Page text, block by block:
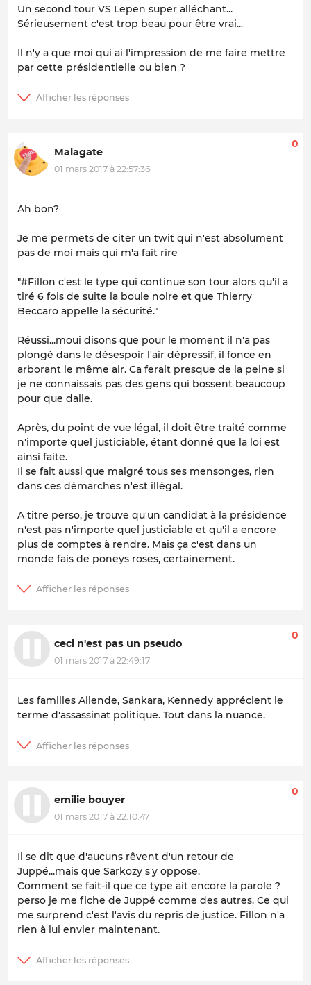
Un second tour VS Lepen super alléchant...
Sérieusement c'est trop beau pour être vrai...
Il n'y a que moi qui ai l'impression de me faire mettre
par cette présidentielle ou bien ?
Malagate
01 mars 2017 à 22:57:36
0
Ah bon?
Je me permets de citer un twit qui n'est absolument
pas de moi mais qui m'a fait rire
"#Fillon c'est le type qui continue son tour alors qu'il a
tiré 6 fois de suite la boule noire et que Thierry
Beccaro appelle la sécurité."
Réussi...moui disons que pour le moment il n'a pas
plongé dans le désespoir l'air dépressif, il fonce en
arborant le même air. Ca ferait presque de la peine si
je ne connaissais pas des gens qui bossent beaucoup
pour que dalle.
Après, du point de vue légal, il doit être traité comme
n'importe quel justiciable, étant donné que la loi est
ainsi faite.
Il se fait aussi que malgré tous ses mensonges, rien
dans ces démarches n'est illégal.
A titre perso, je trouve qu'un candidat à la présidence
n'est pas n'importe quel justiciable et qu'il a encore
plus de comptes à rendre. Mais ça c'est dans un
monde fais de poneys roses, certainement.
ceci n'est pas un pseudo
01 mars 2017 à 22:49:17
0
Les familles Allende, Sankara, Kennedy apprécient le
terme d'assassinat politique. Tout dans la nuance.
emilie bouyer
01 mars 2017 à 22:10:47
0
Il se dit que d'aucuns rêvent d'un retour de
Juppé...mais que Sarkozy s'y oppose.
Comment se fait-il que ce type ait encore la parole ?
perso je me fiche de Juppé comme des autres. Ce qui
me surprend c'est l'avis du repris de justice. Fillon n'a
rien à lui envier maintenant.